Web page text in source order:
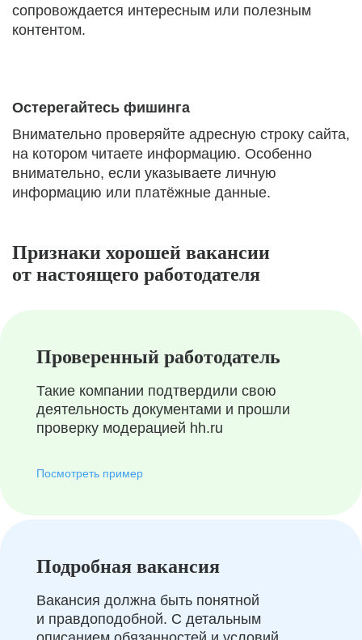
сопровождается интересным или полезным
контентом.
Остерегайтесь фишинга
Внимательно проверяйте адресную строку сайта,
на котором читаете информацию. Особенно
внимательно, если указываете личную
информацию или платёжные данные.
Признаки хорошей вакансии
от настоящего работодателя
Проверенный работодатель
Такие компании подтвердили свою
деятельность документами и прошли
проверку модерацией hh.ru
Посмотреть пример
Подробная вакансия
Вакансия должна быть понятной
и правдоподобной. С детальным